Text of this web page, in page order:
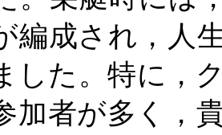
編成され，人
した。特に，
加者が多く，